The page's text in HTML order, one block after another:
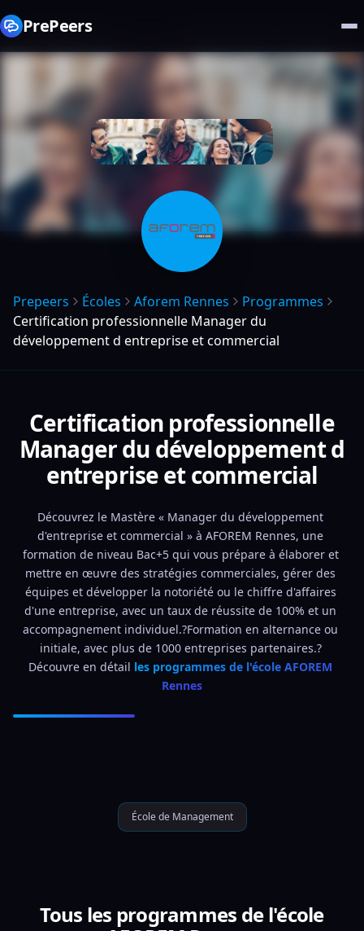
PrePeers
Prepeers Écoles Aforem Rennes
Programmes
Certification professionnelle Manager du
développement d entreprise et commercial
Certification professionnelle
Manager du développement d
entreprise et commercial
Découvrez le Mastère « Manager du développement
d'entreprise et commercial » à AFOREM Rennes, une
formation de niveau Bac+5 qui vous prépare à élaborer et
mettre en œuvre des stratégies commerciales, gérer des
équipes et développer la notoriété ou le chiffre d'affaires
d'une entreprise, avec un taux de réussite de 100% et un
accompagnement individuel.?Formation en alternance ou
initiale, avec plus de 1000 entreprises partenaires.?
Découvre en détail les programmes de l'école AFOREM
Rennes
École de Management
Tous les programmes de l'école